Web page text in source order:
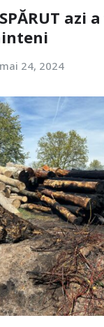
azi
mai 24, 2024